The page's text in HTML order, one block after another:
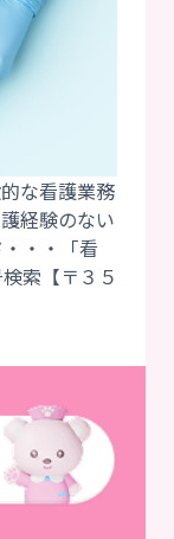
な看護業務
経験のない
・・「看
索【〒３５